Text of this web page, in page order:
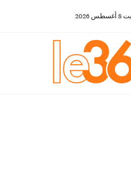
8 أغسطس 2026